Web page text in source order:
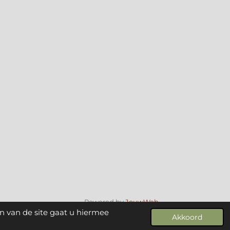
van de site gaat u hiermee Akkoord
Powered byJouwWeb